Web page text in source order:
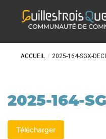
ACCUEIL / 2025-164-SGX-
2025-164-
Télécharger